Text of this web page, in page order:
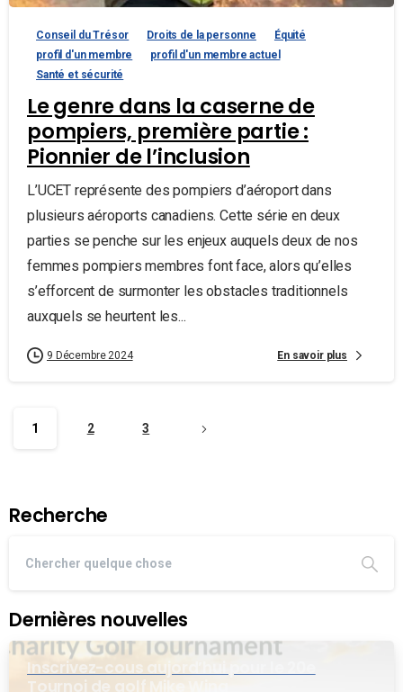
Conseil du Trésor Droits de la personne
Équité
profil d'un membre
profil d'un membre actuel
Santé et sécurité
Le genre dans la caserne de
pompiers, première partie :
Pionnier de l’inclusion
L’UCET représente des pompiers d’aéroport dans
plusieurs aéroports canadiens. Cette série en deux
parties se penche sur les enjeux auquels deux de nos
femmes pompiers membres font face, alors qu’elles
s’efforcent de surmonter les obstacles traditionnels
auxquels se heurtent les...
9 Décembre 2024 En savoir plus
1 2 3
Recherche
Dernières nouvelles
Inscrivez-cous aujord’hui pour le 20e
Tournoi de golf Mike Wing